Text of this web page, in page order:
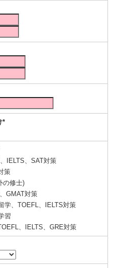
*
IELTS、SAT対策
策
の修士)
GMAT対策
学、TOEFL、IELTS対策
習
、IELTS、GRE対策